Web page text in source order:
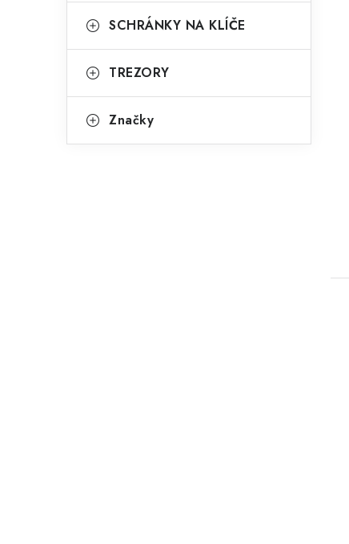
SCHRÁNKY NA KLÍČE
TREZORY
Značky